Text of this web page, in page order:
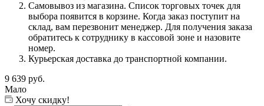
Самовывоз из магазина. Список торговых точек для
выбора появится в корзине. Когда заказ поступит на
склад, вам перезвонит менеджер. Для получения заказа
обратитесь к сотруднику в кассовой зоне и назовите
номер.
Курьерская доставка до транспортной компании.
9 639 руб.
Мало
Хочу скидку!